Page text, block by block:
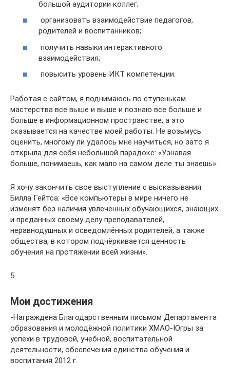
большой аудитории коллег;
организовать взаимодействие педагогов,
родителей и воспитанников;
получить навыки интерактивного
взаимодействия;
повысить уровень ИКТ компетенции.
Работая с сайтом, я поднимаюсь по ступенькам
мастерства все выше и выше и познаю все больше и
больше в информационном пространстве, а это
сказывается на качестве моей работы. Не возьмусь
оценить, многому ли удалось мне научиться, но зато я
открыла для себя небольшой парадокс: «Узнавая
больше, понимаешь, как мало на самом деле ты знаешь».
Я хочу закончить свое выступление с высказывания
Билла Гейтса: «Все компьютеры в мире ничего не
изменят без наличия увлечённых обучающихся, знающих
и преданных своему делу преподавателей,
неравнодушных и осведомлённых родителей, а также
общества, в котором подчёркивается ценность
обучения на протяжении всей жизни».
5
Мои достижения
-Награждена Благодарственным письмом Департамента
образования и молодёжной политики ХМАО-Югры за
успехи в трудовой, учебной, воспитательной
деятельности, обеспечения единства обучения и
воспитания 2012 г.